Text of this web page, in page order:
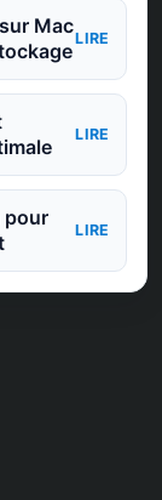
Mac
LIRE
LIRE
pour
LIRE